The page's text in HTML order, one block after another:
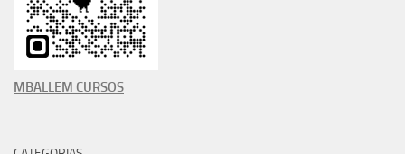
MBALLEM CURSOS